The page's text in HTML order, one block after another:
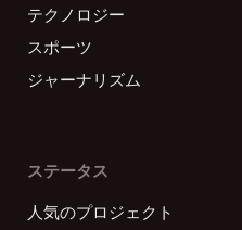
テクノロジー
スポーツ
ジャーナリズム
ステータス
人気のプロジェクト